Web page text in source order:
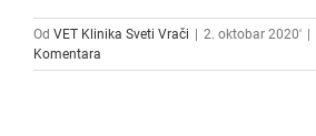
Od VET Klinika Sveti Vrači | 2. oktobar 2020' |
Komentara